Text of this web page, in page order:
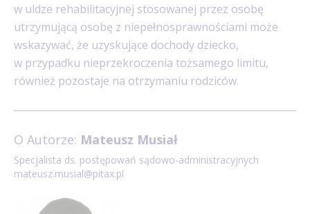
w uldze rehabilitacyjnej stosowanej przez osobę
utrzymującą osobę z niepełnosprawnościami może
wskazywać, że uzyskujące dochody dziecko,
w przypadku nieprzekroczenia tożsamego limitu,
również pozostaje na otrzymaniu rodziców.
O Autorze: Mateusz Musiał
Specjalista ds. postępowań sądowo-administracyjnych
mateusz.musial@pitax.pl